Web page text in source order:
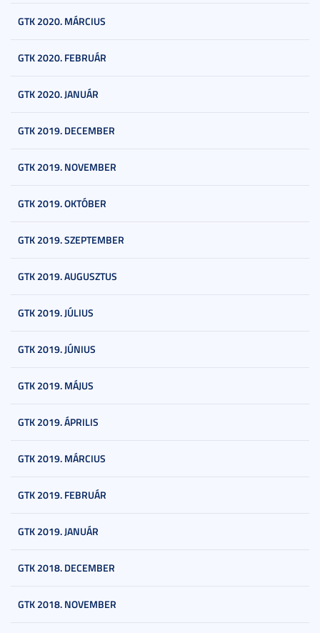
GTK 2020. MÁRCIUS
GTK 2020. FEBRUÁR
GTK 2020. JANUÁR
GTK 2019. DECEMBER
GTK 2019. NOVEMBER
GTK 2019. OKTÓBER
GTK 2019. SZEPTEMBER
GTK 2019. AUGUSZTUS
GTK 2019. JÚLIUS
GTK 2019. JÚNIUS
GTK 2019. MÁJUS
GTK 2019. ÁPRILIS
GTK 2019. MÁRCIUS
GTK 2019. FEBRUÁR
GTK 2019. JANUÁR
GTK 2018. DECEMBER
GTK 2018. NOVEMBER